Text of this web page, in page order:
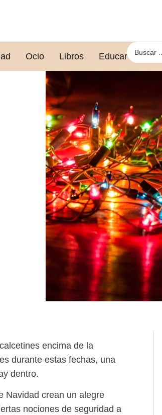
Ocio Libros Educar leyendo
encima de la
durante estas fechas, una
dentro.
Navidad crean un alegre
nociones de seguridad a